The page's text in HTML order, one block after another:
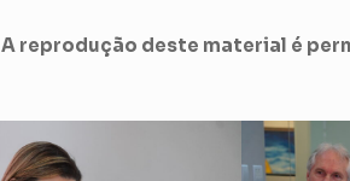
A reprodução deste material é